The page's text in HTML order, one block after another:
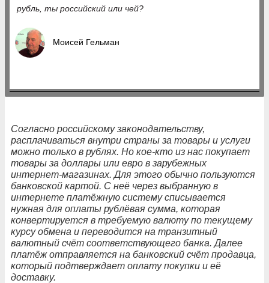
рубль, ты российский или чей?
Моисей Гельман
Согласно российскому законодательству,
расплачиваться внутри страны за товары и услуги
можно только в рублях. Но кое-кто из нас покупает
товары за доллары или евро в зарубежных
интернет-магазинах. Для этого обычно пользуются
банковской картой. С неё через выбранную в
интернете платёжную систему списывается
нужная для оплаты рублёвая сумма, которая
конвертируется в требуемую валюту по текущему
курсу обмена и переводится на транзитный
валютный счёт соответствующего банка. Далее
платёж отправляется на банковский счёт продавца,
который подтверждает оплату покупки и её
доставку.